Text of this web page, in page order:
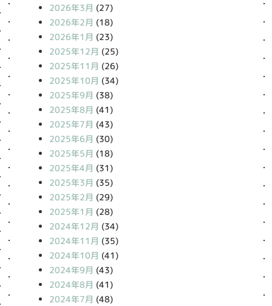
2026年3月 (27)
2026年2月 (18)
2026年1月 (23)
2025年12月 (25)
2025年11月 (26)
2025年10月 (34)
2025年9月 (38)
2025年8月 (41)
2025年7月 (43)
2025年6月 (30)
2025年5月 (18)
2025年4月 (31)
2025年3月 (35)
2025年2月 (29)
2025年1月 (28)
2024年12月 (34)
2024年11月 (35)
2024年10月 (41)
2024年9月 (43)
2024年8月 (41)
2024年7月 (48)